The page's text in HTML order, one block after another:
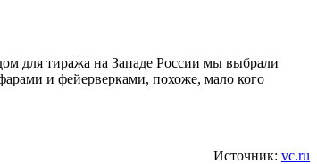
для тиража на Западе России мы выбрали
и фейерверками, похоже, мало кого
Источник: vc.ru